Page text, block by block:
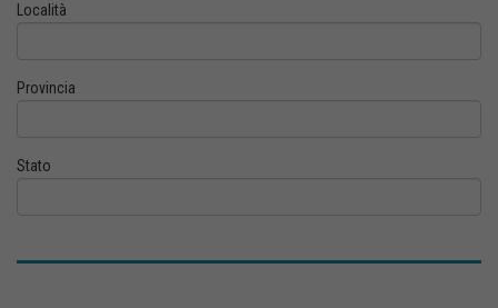
Località
Provincia
Stato